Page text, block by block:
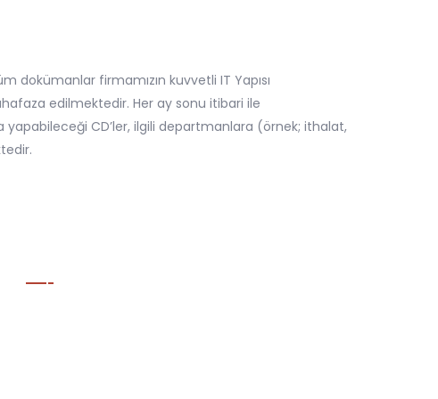
firmamızın kuvvetli IT Yapısı
edilmektedir. Her ay sonu itibari ile
CD’ler, ilgili departmanlara (örnek; ithalat,